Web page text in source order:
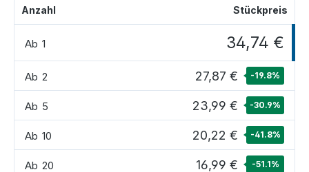
Anzahl Stückpreis
Ab 1 34,74 €
Ab 2 27,87 € -19.8%
Ab 5 23,99 € -30.9%
Ab 10 20,22 € -41.8%
Ab 20 16,99 € -51.1%